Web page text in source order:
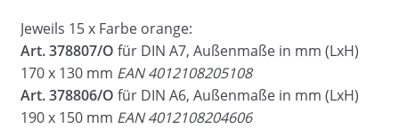
Jeweils 15 x Farbe orange:
Art. 378807/O für DIN A7, Außenmaße in mm (LxH)
170 x 130 mm EAN 4012108205108
Art. 378806/O für DIN A6, Außenmaße in mm (LxH)
190 x 150 mm EAN 4012108204606